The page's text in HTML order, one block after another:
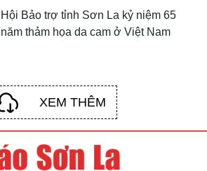
Hội Bảo trợ tỉnh Sơn La kỷ niệm 65
năm thảm họa da cam ở Việt Nam
XEM THÊM